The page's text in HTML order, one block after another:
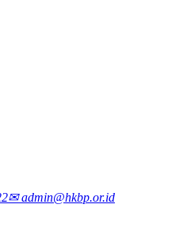
✉ admin@hkbp.or.id